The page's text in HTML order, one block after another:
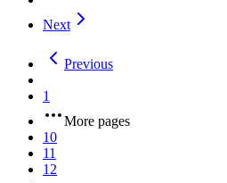
Next
Previous
1
More pages
10
11
12